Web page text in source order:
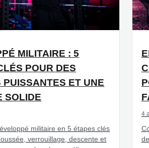
MILITAIRE : 5
POUR DES
PUISSANTES ET UNE
SOLIDE
militaire en 5 étapes clés
verrouillage, descente et
4